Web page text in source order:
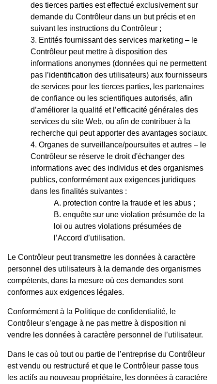
des tierces parties est effectué exclusivement sur
demande du Contrôleur dans un but précis et en
suivant les instructions du Contrôleur ;
Entités fournissant des services marketing – le
Contrôleur peut mettre à disposition des
informations anonymes (données qui ne permettent
pas l’identification des utilisateurs) aux fournisseurs
de services pour les tierces parties, les partenaires
de confiance ou les scientifiques autorisés, afin
d’améliorer la qualité et l’efficacité générales des
services du site Web, ou afin de contribuer à la
recherche qui peut apporter des avantages sociaux.
Organes de surveillance/poursuites et autres – le
Contrôleur se réserve le droit d'échanger des
informations avec des individus et des organismes
publics, conformément aux exigences juridiques
dans les finalités suivantes :
protection contre la fraude et les abus ;
enquête sur une violation présumée de la
loi ou autres violations présumées de
l’Accord d’utilisation.
Le Contrôleur peut transmettre les données à caractère
personnel des utilisateurs à la demande des organismes
compétents, dans la mesure où ces demandes sont
conformes aux exigences légales.
Conformément à la Politique de confidentialité, le
Contrôleur s’engage à ne pas mettre à disposition ni
vendre les données à caractère personnel de l’utilisateur.
Dans le cas où tout ou partie de l’entreprise du Contrôleur
est vendu ou restructuré et que le Contrôleur passe tous
les actifs au nouveau propriétaire, les données à caractère